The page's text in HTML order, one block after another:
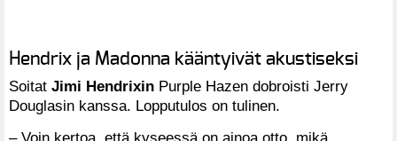
Hendrix ja Madonna kääntyivät akustiseksi
Soitat Jimi Hendrixin Purple Hazen dobroisti Jerry
Douglasin kanssa. Lopputulos on tulinen.
– Voin kertoa, että kyseessä on ainoa otto, mikä